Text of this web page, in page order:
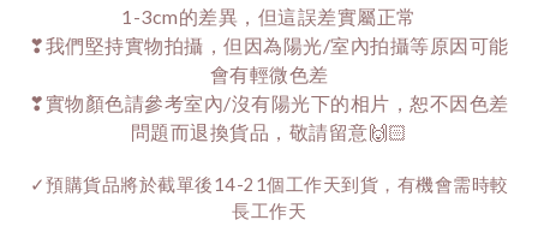
1-3cm的差異，但這誤差實屬正常
❣我們堅持實物拍攝，但因為陽光/室內拍攝等原因可能
會有輕微色差
❣實物顏色請參考室內/沒有陽光下的相片，恕不因色差
問題而退換貨品，敬請留意🙌🏻
✓預購貨品將於截單後14-21個工作天到貨，有機會需時較
長工作天